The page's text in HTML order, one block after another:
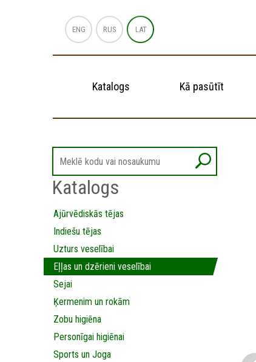
ENG RUS LAT
Katalogs Kā pasūtīt
Katalogs
Ajūrvēdiskās tējas
Indiešu tējas
Uzturs veselībai
Eļļas un dzērieni veselībai
Sejai
Ķermenim un rokām
Zobu higiēna
Personīgai higiēnai
Sports un Joga